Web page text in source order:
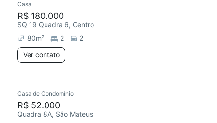
Chegou este mês
Casa
R$ 180.000
SQ 19 Quadra 6, Centro
80m² 2
2
Ver contato
Casa de Condomínio
R$ 52.000
Quadra 8A, São Mateus